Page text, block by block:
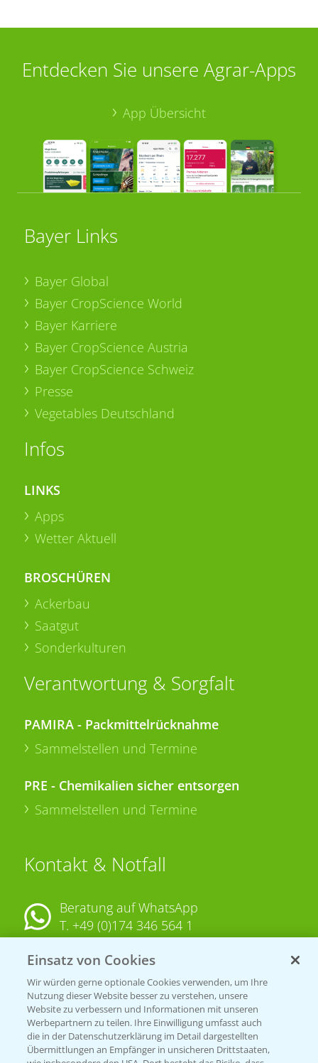
Entdecken Sie unsere Agrar-Apps
App Übersicht
Bayer Links
Bayer Global
Bayer CropScience World
Bayer Karriere
Bayer CropScience Austria
Bayer CropScience Schweiz
Presse
Vegetables Deutschland
Infos
LINKS
Apps
Wetter Aktuell
BROSCHÜREN
Ackerbau
Saatgut
Sonderkulturen
Verantwortung & Sorgfalt
PAMIRA - Packmittelrücknahme
Sammelstellen und Termine
PRE - Chemikalien sicher entsorgen
Sammelstellen und Termine
Kontakt & Notfall
Beratung auf WhatsApp
T. +49 (0)174 346 564 1
KONTAKT
Hilfe in Notfällen
T.+49 (0)214/30-20220
Einsatz von Cookies
Wir würden gerne optionale Cookies verwenden, um Ihre
Nutzung dieser Website besser zu verstehen, unsere
Website zu verbessern und Informationen mit unseren
Werbepartnern zu teilen. Ihre Einwilligung umfasst auch
die in der Datenschutzerklärung im Detail dargestellten
Übermittlungen an Empfänger in unsicheren Drittstaaten,